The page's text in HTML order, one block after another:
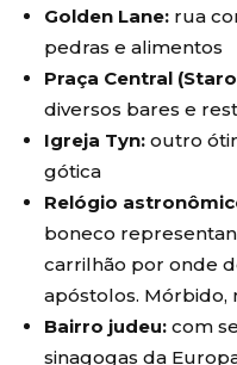
Golden Lane: rua
pedras e alimentos
Praça Central
diversos bares e
Igreja Tyn: outro
gótica
Relógio
boneco
carrilhão por onde
apóstolos. Mórbido,
Bairro judeu: com
sinagogas da